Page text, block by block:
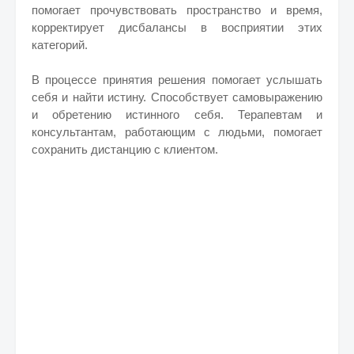
помогает прочувствовать пространство и время,
корректирует дисбалансы в восприятии этих
категорий.
В процессе принятия решения помогает услышать
себя и найти истину. Способствует самовыражению
и обретению истинного себя. Терапевтам и
консультантам, работающим с людьми, помогает
сохранить дистанцию с клиентом.